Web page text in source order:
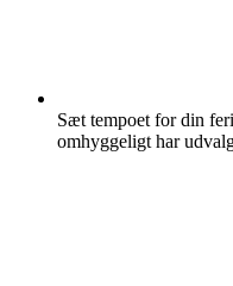
Sæt tempoet for din
omhyggeligt har